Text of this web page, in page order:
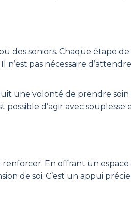
des seniors. Chaque étape
pas nécessaire
une volonté de prendre soin
d’agir avec souplesse
En offrant un
de soi. C’est un appui